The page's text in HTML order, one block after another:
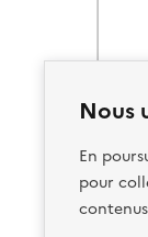
Nous
En
pour